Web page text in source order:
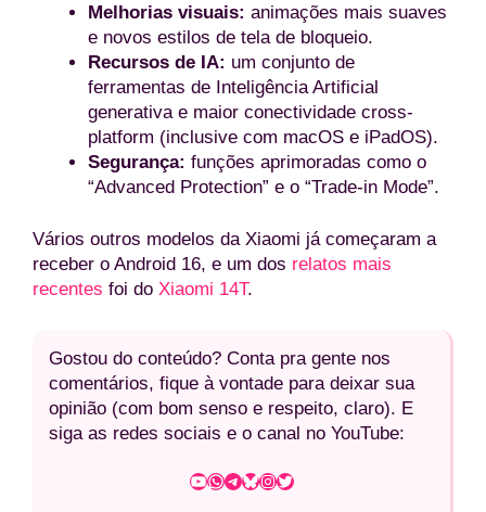
Melhorias visuais: animações mais suaves
e novos estilos de tela de bloqueio.
Recursos de IA: um conjunto de
ferramentas de Inteligência Artificial
generativa e maior conectividade cross-
platform (inclusive com macOS e iPadOS).
Segurança: funções aprimoradas como o
“Advanced Protection” e o “Trade-in Mode”.
Vários outros modelos da Xiaomi já começaram a
receber o Android 16, e um dos relatos mais
recentes foi do Xiaomi 14T.
Gostou do conteúdo? Conta pra gente nos
comentários, fique à vontade para deixar sua
opinião (com bom senso e respeito, claro). E
siga as redes sociais e o canal no YouTube:
Youtube WhatsApp TelegramBluesky InstagramTwitter